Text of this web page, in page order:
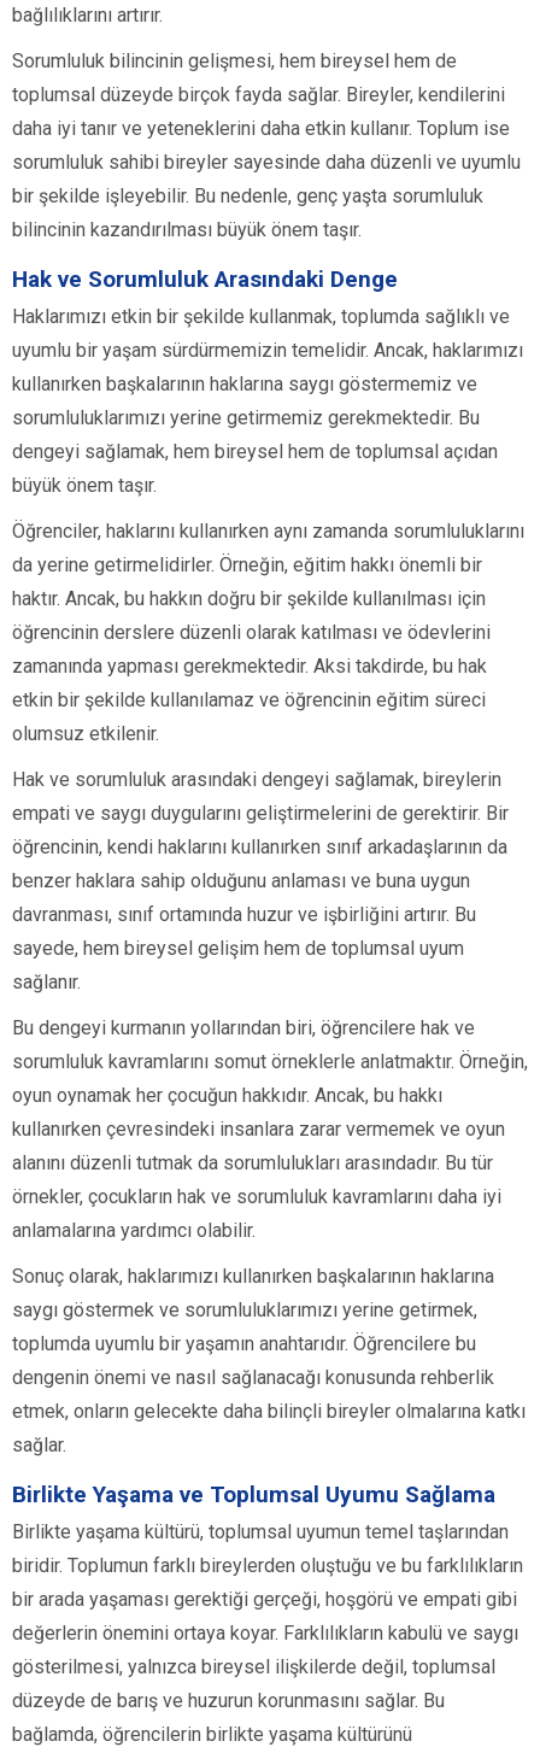
bağlılıklarını artırır.
Sorumluluk bilincinin gelişmesi, hem bireysel hem de
toplumsal düzeyde birçok fayda sağlar. Bireyler, kendilerini
daha iyi tanır ve yeteneklerini daha etkin kullanır. Toplum ise
sorumluluk sahibi bireyler sayesinde daha düzenli ve uyumlu
bir şekilde işleyebilir. Bu nedenle, genç yaşta sorumluluk
bilincinin kazandırılması büyük önem taşır.
Hak ve Sorumluluk Arasındaki Denge
Haklarımızı etkin bir şekilde kullanmak, toplumda sağlıklı ve
uyumlu bir yaşam sürdürmemizin temelidir. Ancak, haklarımızı
kullanırken başkalarının haklarına saygı göstermemiz ve
sorumluluklarımızı yerine getirmemiz gerekmektedir. Bu
dengeyi sağlamak, hem bireysel hem de toplumsal açıdan
büyük önem taşır.
Öğrenciler, haklarını kullanırken aynı zamanda sorumluluklarını
da yerine getirmelidirler. Örneğin, eğitim hakkı önemli bir
haktır. Ancak, bu hakkın doğru bir şekilde kullanılması için
öğrencinin derslere düzenli olarak katılması ve ödevlerini
zamanında yapması gerekmektedir. Aksi takdirde, bu hak
etkin bir şekilde kullanılamaz ve öğrencinin eğitim süreci
olumsuz etkilenir.
Hak ve sorumluluk arasındaki dengeyi sağlamak, bireylerin
empati ve saygı duygularını geliştirmelerini de gerektirir. Bir
öğrencinin, kendi haklarını kullanırken sınıf arkadaşlarının da
benzer haklara sahip olduğunu anlaması ve buna uygun
davranması, sınıf ortamında huzur ve işbirliğini artırır. Bu
sayede, hem bireysel gelişim hem de toplumsal uyum
sağlanır.
Bu dengeyi kurmanın yollarından biri, öğrencilere hak ve
sorumluluk kavramlarını somut örneklerle anlatmaktır. Örneğin,
oyun oynamak her çocuğun hakkıdır. Ancak, bu hakkı
kullanırken çevresindeki insanlara zarar vermemek ve oyun
alanını düzenli tutmak da sorumlulukları arasındadır. Bu tür
örnekler, çocukların hak ve sorumluluk kavramlarını daha iyi
anlamalarına yardımcı olabilir.
Sonuç olarak, haklarımızı kullanırken başkalarının haklarına
saygı göstermek ve sorumluluklarımızı yerine getirmek,
toplumda uyumlu bir yaşamın anahtarıdır. Öğrencilere bu
dengenin önemi ve nasıl sağlanacağı konusunda rehberlik
etmek, onların gelecekte daha bilinçli bireyler olmalarına katkı
sağlar.
Birlikte Yaşama ve Toplumsal Uyumu Sağlama
Birlikte yaşama kültürü, toplumsal uyumun temel taşlarından
biridir. Toplumun farklı bireylerden oluştuğu ve bu farklılıkların
bir arada yaşaması gerektiği gerçeği, hoşgörü ve empati gibi
değerlerin önemini ortaya koyar. Farklılıkların kabulü ve saygı
gösterilmesi, yalnızca bireysel ilişkilerde değil, toplumsal
düzeyde de barış ve huzurun korunmasını sağlar. Bu
bağlamda, öğrencilerin birlikte yaşama kültürünü